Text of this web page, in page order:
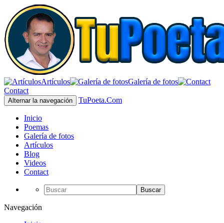
Artículos
Galería de fotos
Contact
Alternar la navegación TuPoeta.Com
Inicio
Poemas
Galería de fotos
Artículos
Blog
Videos
Contact
Buscar
Navegación